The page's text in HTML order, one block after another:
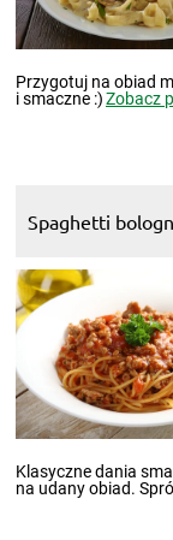
Przygotuj na obiad
i smaczne :)Zobacz
Spaghetti
Klasyczne dania
na udany obiad.